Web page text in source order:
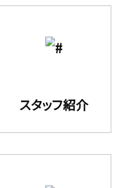
スタッフ紹介